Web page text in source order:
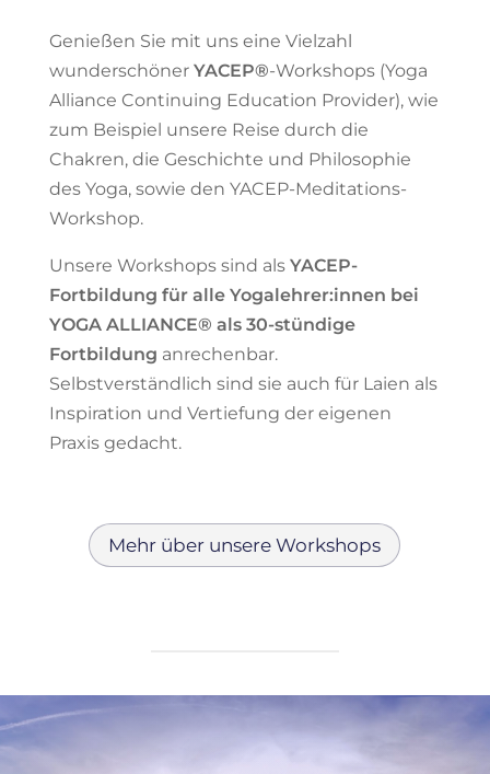
Genießen Sie mit uns eine Vielzahl
wunderschönerYACEP®-Workshops (Yoga
Alliance Continuing Education Provider), wie
zum Beispiel unsere Reise durch die
Chakren, die Geschichte und Philosophie
des Yoga, sowie den YACEP-Meditations-
Workshop.
Unsere Workshops sind als YACEP-
Fortbildung für alle Yogalehrer:innen bei
YOGA ALLIANCE® als 30-stündige
Fortbildung anrechenbar.
Selbstverständlich sind sie auch für Laien als
Inspiration und Vertiefung der eigenen
Praxis gedacht.
Mehr über unsere Workshops